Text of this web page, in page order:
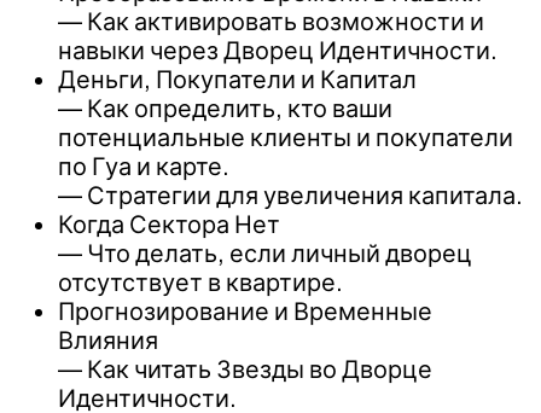
— Как активировать возможности и
навыки через Дворец Идентичности.
Деньги, Покупатели и Капитал
— Как определить, кто ваши
потенциальные клиенты и покупатели
по Гуа и карте.
— Стратегии для увеличения капитала.
Когда Сектора Нет
— Что делать, если личный дворец
отсутствует в квартире.
Прогнозирование и Временные
Влияния
— Как читать Звезды во Дворце
Идентичности.